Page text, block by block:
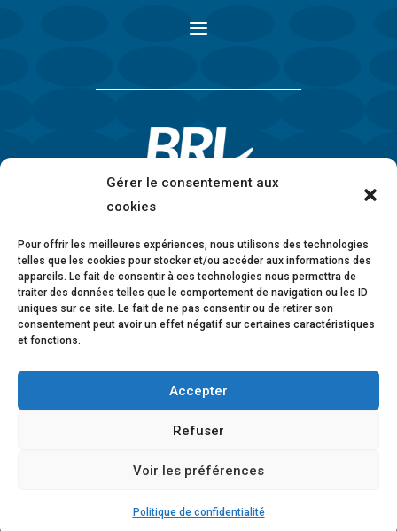
Gérer le consentement aux
cookies
Pour offrir les meilleures expériences, nous utilisons des technologies
telles que les cookies pour stocker et/ou accéder aux informations des
appareils. Le fait de consentir à ces technologies nous permettra de
traiter des données telles que le comportement de navigation ou les ID
uniques sur ce site. Le fait de ne pas consentir ou de retirer son
consentement peut avoir un effet négatif sur certaines caractéristiques
et fonctions.
Accepter
Refuser
Voir les préférences
Politique de confidentialité
a
• Politique de confidentialité
Lanceurs d’alerte
© 2026 BRL Exploitation